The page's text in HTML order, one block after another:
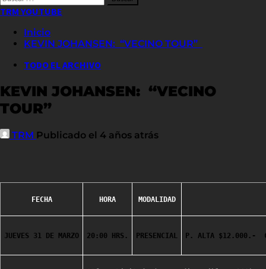
por:
TRM YOUTUBE
Inicio
KEVIN JOHANSEN: “VECINO TOUR”
TODO EL ARCHIVO
KEVIN JOHANSEN: “VECINO
TOUR”
TRM Publicado el 4 años atrás
FECHA HORA MODALIDAD
JUEVES 31 DE MARZO 20:00 HRS. PRESENCIAL P. ALTA $12.000.-